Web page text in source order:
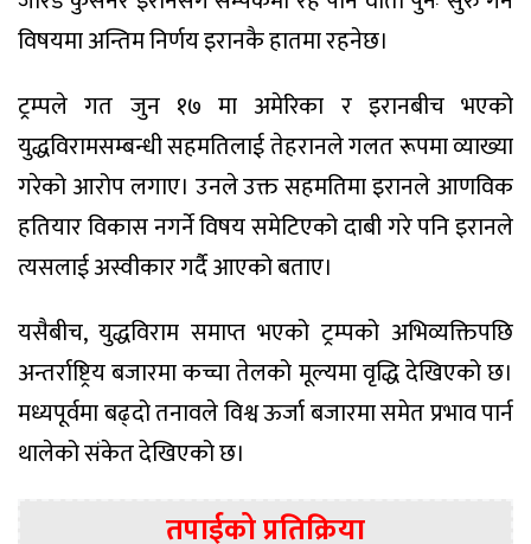
विषयमा अन्तिम निर्णय इरानकै हातमा रहनेछ।
ट्रम्पले गत जुन १७ मा अमेरिका र इरानबीच भएको
युद्धविरामसम्बन्धी सहमतिलाई तेहरानले गलत रूपमा व्याख्या
गरेको आरोप लगाए। उनले उक्त सहमतिमा इरानले आणविक
हतियार विकास नगर्ने विषय समेटिएको दाबी गरे पनि इरानले
त्यसलाई अस्वीकार गर्दै आएको बताए।
यसैबीच, युद्धविराम समाप्त भएको ट्रम्पको अभिव्यक्तिपछि
अन्तर्राष्ट्रिय बजारमा कच्चा तेलको मूल्यमा वृद्धि देखिएको छ।
मध्यपूर्वमा बढ्दो तनावले विश्व ऊर्जा बजारमा समेत प्रभाव पार्न
थालेको संकेत देखिएको छ।
तपाईको प्रतिक्रिया